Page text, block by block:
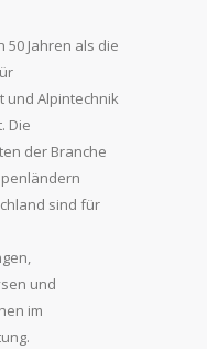
50 Jahren als die
und Alpintechnik
Die
der Branche
sind für
und
im